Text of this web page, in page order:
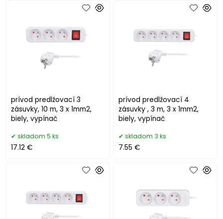
prívod predlžovací 3
zásuvky, 10 m, 3 x 1mm2,
biely, vypínač
skladom 5 ks
17.12 €
prívod predlžovací 4
zásuvky , 3 m, 3 x 1mm2,
biely, vypínač
skladom 3 ks
7.55 €